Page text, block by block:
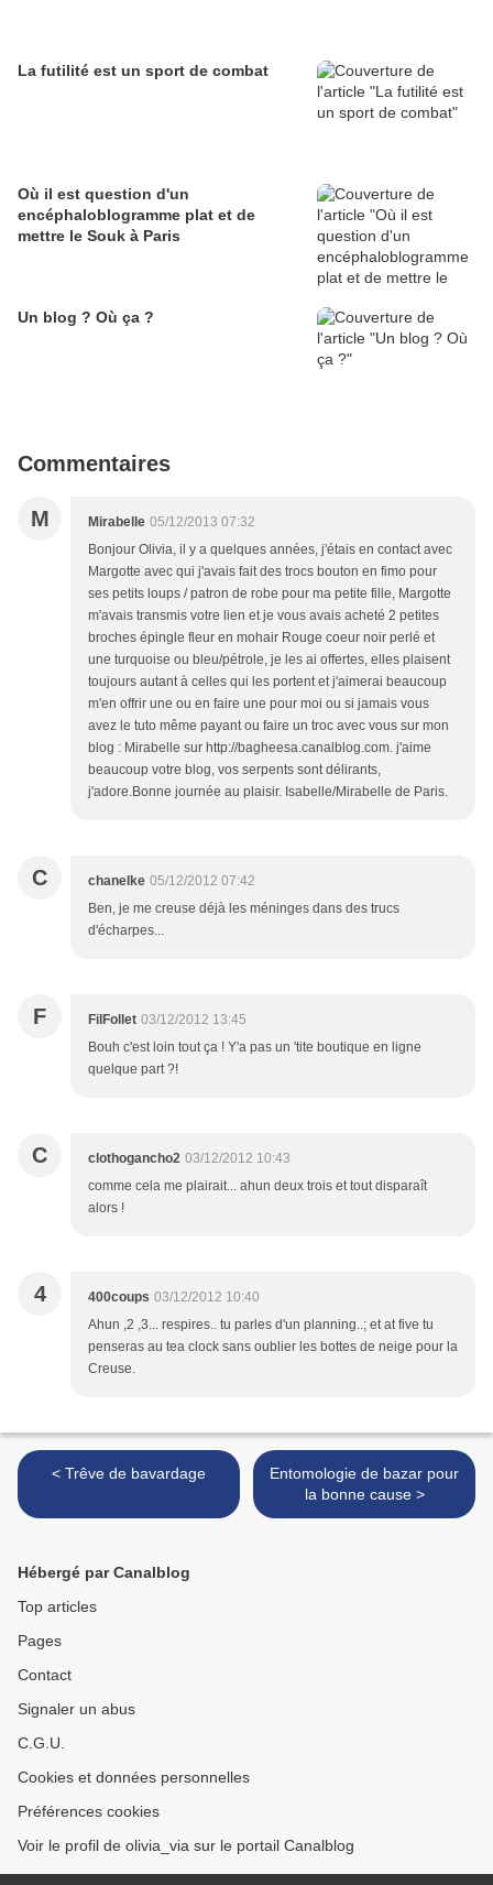
La futilité est un sport de combat
Où il est question d'un
encéphaloblogramme plat et de
mettre le Souk à Paris
Un blog ? Où ça ?
Commentaires
M Mirabelle 05/12/2013 07:32
Bonjour Olivia, il y a quelques années, j'étais en contact avec
Margotte avec qui j'avais fait des trocs bouton en fimo pour
ses petits loups / patron de robe pour ma petite fille, Margotte
m'avais transmis votre lien et je vous avais acheté 2 petites
broches épingle fleur en mohair Rouge coeur noir perlé et
une turquoise ou bleu/pétrole, je les ai offertes, elles plaisent
toujours autant à celles qui les portent et j'aimerai beaucoup
m'en offrir une ou en faire une pour moi ou si jamais vous
avez le tuto même payant ou faire un troc avec vous sur mon
blog : Mirabelle sur http://bagheesa.canalblog.com. j'aime
beaucoup votre blog, vos serpents sont délirants,
j'adore.Bonne journée au plaisir. Isabelle/Mirabelle de Paris.
C chanelke 05/12/2012 07:42
Ben, je me creuse déjà les méninges dans des trucs
d'écharpes...
F FilFollet 03/12/2012 13:45
Bouh c'est loin tout ça ! Y'a pas un 'tite boutique en ligne
quelque part ?!
C clothogancho2 03/12/2012 10:43
comme cela me plairait... ahun deux trois et tout disparaît
alors !
4 400coups 03/12/2012 10:40
Ahun ,2 ,3... respires.. tu parles d'un planning..; et at five tu
penseras au tea clock sans oublier les bottes de neige pour la
Creuse.
< Trêve de bavardage
Entomologie de bazar pour
la bonne cause >
Hébergé par Canalblog
Top articles
Pages
Contact
Signaler un abus
C.G.U.
Cookies et données personnelles
Préférences cookies
Voir le profil de olivia_via sur le portail Canalblog